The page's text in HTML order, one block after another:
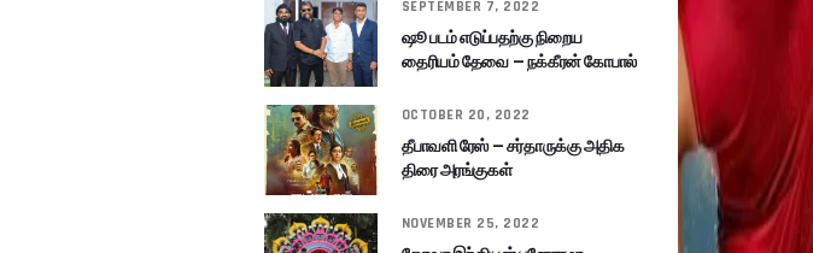
SEPTEMBER 7, 2022
ஷூ படம் எடுப்பதற்கு நிறைய
தைரியம் தேவை – நக்கீரன் கோபால்
OCTOBER 20, 2022
தீபாவளி ரேஸ் – சர்தாருக்கு அதிக
திரை அரங்குகள்
NOVEMBER 25, 2022